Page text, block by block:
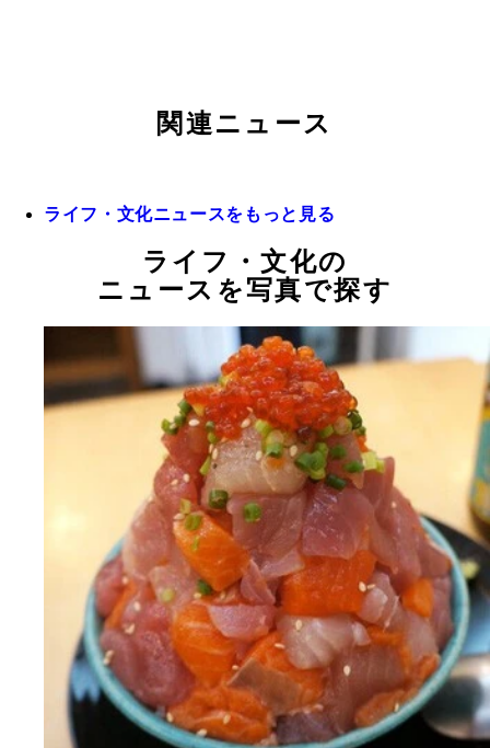
関連ニュース
ライフ・文化ニュースをもっと見る
ライフ・文化の
ニュースを写真で探す